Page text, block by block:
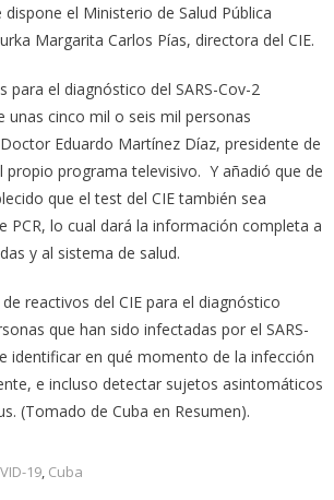
el Ministerio de Salud Pública
Margarita Carlos Pías, directora del CIE.
para el diagnóstico del SARS-Cov-2
unas cinco mil o seis mil personas
Eduardo Martínez Díaz, presidente de
propio programa televisivo. Y añadió que de
que el test del CIE también sea
PCR, lo cual dará la información completa a
y al sistema de salud.
reactivos del CIE para el diagnóstico
que han sido infectadas por el SARS-
identificar en qué momento de la infección
e incluso detectar sujetos asintomáticos
(Tomado de Cuba en Resumen).
19, Cuba